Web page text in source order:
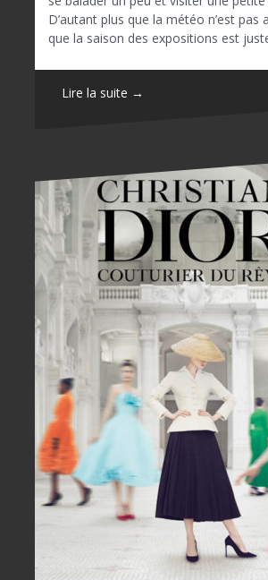
D’autant plus que la météo n’est pas
que la saison des expositions est
Lire la suite →